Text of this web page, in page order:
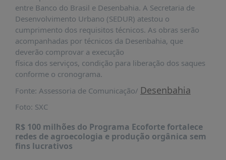
BID
PRÊMIO
ABDE
DE
JORNALISMO
SABER
CONTATO
entre Banco do Brasil e Desenbahia. A Secretaria de
Desenvolvimento Urbano (SEDUR) atestou o
cumprimento dos requisitos técnicos. As obras serão
acompanhadas por técnicos da Desenbahia, que
deverão comprovar a execução
física dos serviços, condição para liberação dos saques
conforme o cronograma.
Fonte: Assessoria de Comunicação/ Desenbahia
Foto: SXC
R$ 100 milhões do Programa Ecoforte fortalece
redes de agroecologia e produção orgânica sem
fins lucrativos